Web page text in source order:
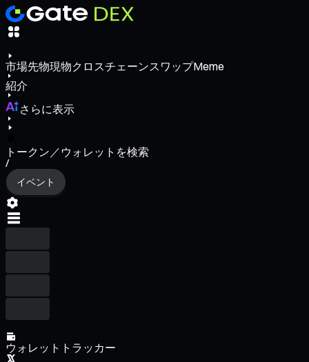
市場先物現物クロスチェーンスワップMeme
紹介
さらに表示
トークン／ウォレットを検索
/
イベント
ウォレットトラッカー